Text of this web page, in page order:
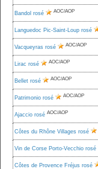
Bandol rosé AOC/AOP
Languedoc Pic-Saint-Loup rosé
Vacqueyras rosé AOC/AOP
Lirac rosé AOC/AOP
Bellet rosé AOC/AOP
Patrimonio rosé AOC/AOP
Ajaccio rosé AOC/AOP
Côtes du Rhône Villages rosé
Vin de Corse Porto-Vecchio rosé
Côtes de Provence Fréjus rosé